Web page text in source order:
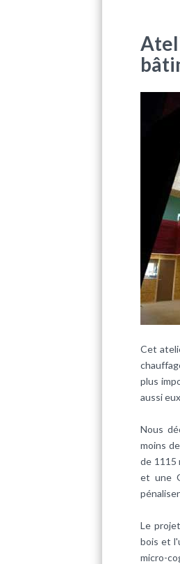
Cet
plus
aussi
Nous
moins
de 1115
et une
Le
bois et
micro-